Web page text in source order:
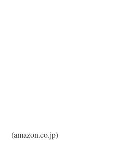
(amazon.co.jp)